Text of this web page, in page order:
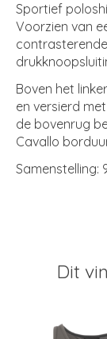
Sportief
Voorzien van
Boven het
en versierd
de bovenrug
Cavallo
Samenstelling:
Dit
Items van